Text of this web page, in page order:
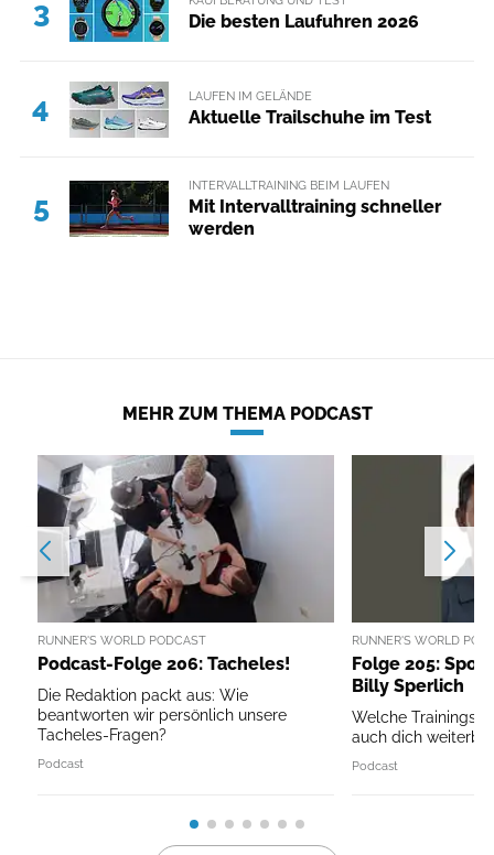
3 Die besten Laufuhren 2026
4 LAUFEN IM GELÄNDE
Aktuelle Trailschuhe im Test
5
INTERVALLTRAINING BEIM LAUFEN
Mit Intervalltraining schneller
werden
MEHR ZUM THEMA PODCAST
RUNNER'S WORLD PODCAST
Podcast-Folge 206: Tacheles!
Die Redaktion packt aus: Wie
beantworten wir persönlich unsere
Tacheles-Fragen?
Podcast
RUNNER'S WORLD
Folge 205:
Billy Sperlich
Welche
auch dich
Podcast